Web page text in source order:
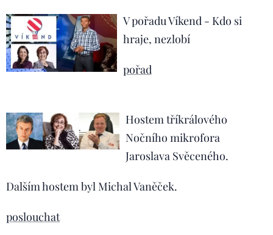
V pořadu Víkend - Kdo si
hraje, nezlobí
pořad
Hostem tříkrálového
Nočního mikrofora
Jaroslava Svěceného.
Dalším hostem byl Michal Vaněček.
poslouchat